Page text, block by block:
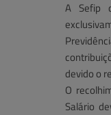
A Sefip
devido o
O
Salário